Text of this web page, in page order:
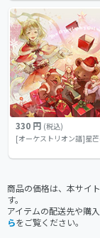
330 円 (税込)
[オーケストリオン譜]星
商品の価格は、本サイ
す。
アイテムの配送先や購
らをご覧ください。